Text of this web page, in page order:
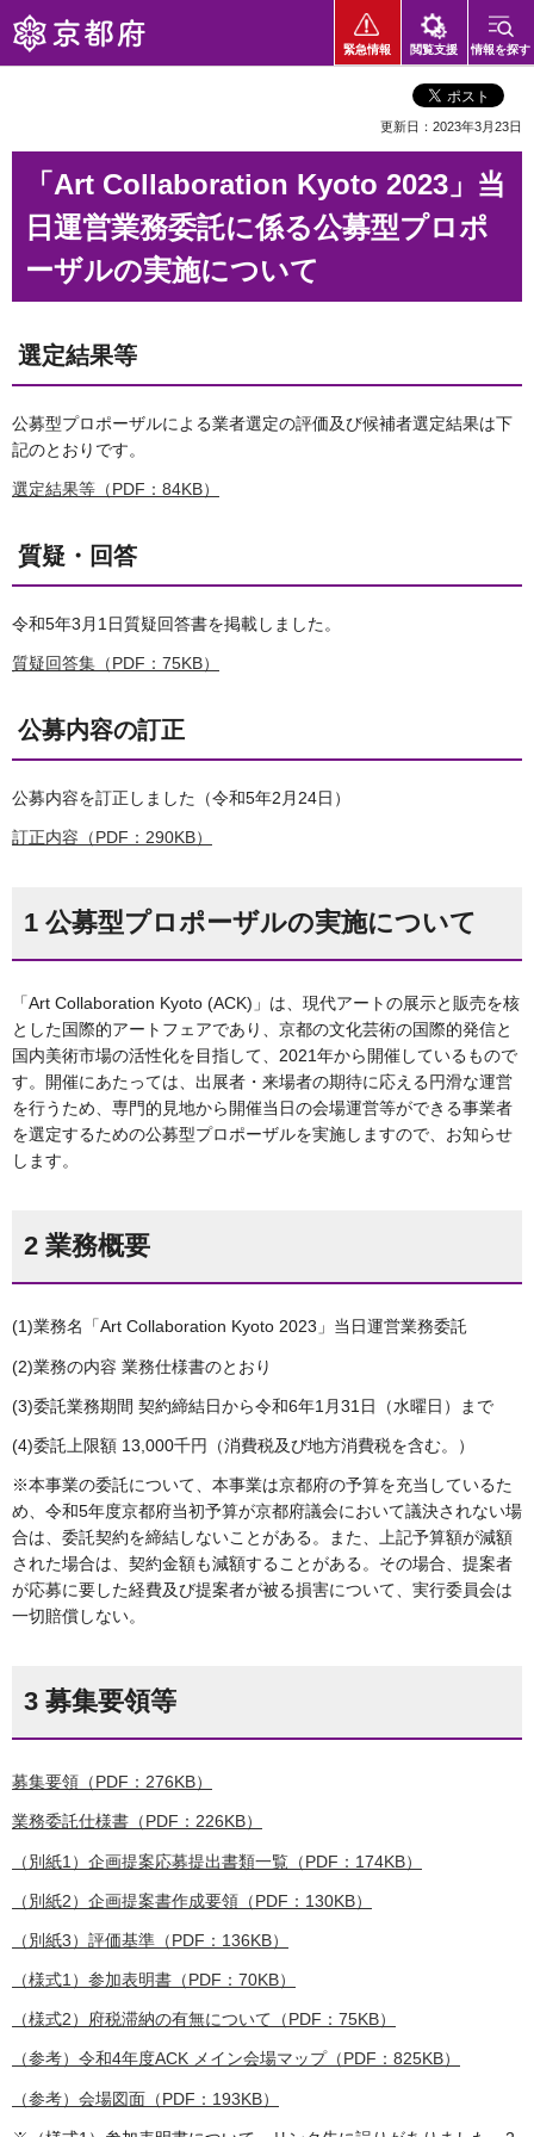
京都府
緊急情報 閲覧支援 情報を探す
更新日：2023年3月23日
「Art Collaboration Kyoto 2023」当
日運営業務委託に係る公募型プロポ
ーザルの実施について
選定結果等
公募型プロポーザルによる業者選定の評価及び候補者選定結果は下
記のとおりです。
選定結果等（PDF：84KB）
質疑・回答
令和5年3月1日質疑回答書を掲載しました。
質疑回答集（PDF：75KB）
公募内容の訂正
公募内容を訂正しました（令和5年2月24日）
訂正内容（PDF：290KB）
1 公募型プロポーザルの実施について
「Art Collaboration Kyoto (ACK)」は、現代アートの展示と販売を核
とした国際的アートフェアであり、京都の文化芸術の国際的発信と
国内美術市場の活性化を目指して、2021年から開催しているもので
す。開催にあたっては、出展者・来場者の期待に応える円滑な運営
を行うため、専門的見地から開催当日の会場運営等ができる事業者
を選定するための公募型プロポーザルを実施しますので、お知らせ
します。
2 業務概要
(1)業務名「Art Collaboration Kyoto 2023」当日運営業務委託
(2)業務の内容 業務仕様書のとおり
(3)委託業務期間 契約締結日から令和6年1月31日（水曜日）まで
(4)委託上限額 13,000千円（消費税及び地方消費税を含む。）
※本事業の委託について、本事業は京都府の予算を充当しているた
め、令和5年度京都府当初予算が京都府議会において議決されない場
合は、委託契約を締結しないことがある。また、上記予算額が減額
された場合は、契約金額も減額することがある。その場合、提案者
が応募に要した経費及び提案者が被る損害について、実行委員会は
一切賠償しない。
3 募集要領等
募集要領（PDF：276KB）
業務委託仕様書（PDF：226KB）
（別紙1）企画提案応募提出書類一覧（PDF：174KB）
（別紙2）企画提案書作成要領（PDF：130KB）
（別紙3）評価基準（PDF：136KB）
（様式1）参加表明書（PDF：70KB）
（様式2）府税滞納の有無について（PDF：75KB）
（参考）令和4年度ACK メイン会場マップ（PDF：825KB）
（参考）会場図面（PDF：193KB）